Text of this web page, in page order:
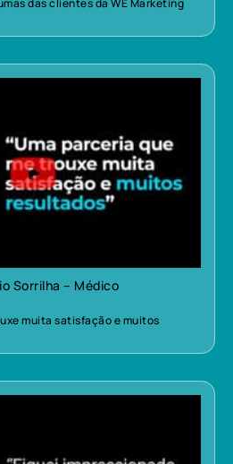
das clientes da WE Marketing
Sorrilha – Médico
muita satisfação e muitos